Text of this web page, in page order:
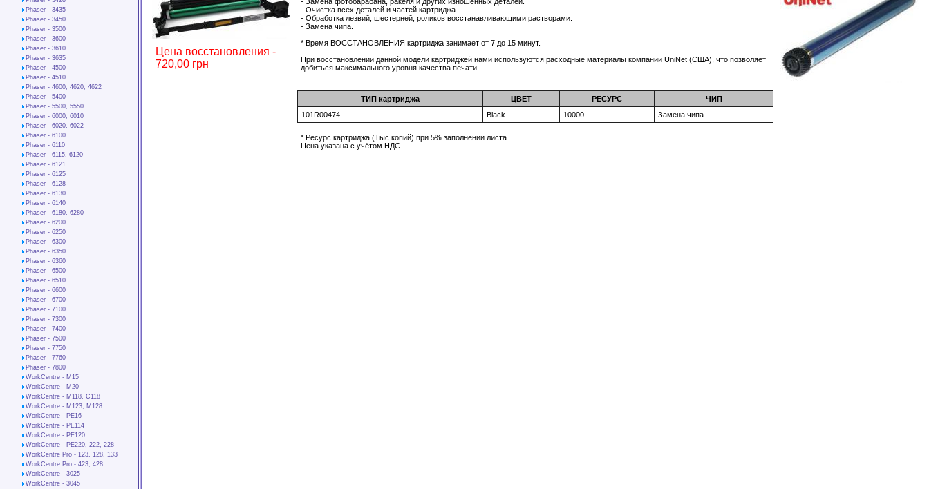
Phaser - 3435
Phaser - 3450
Phaser - 3500
Phaser - 3600
Phaser - 3610
Phaser - 3635
Phaser - 4500
Phaser - 4510
Phaser - 4600, 4620, 4622
Phaser - 5400
Phaser - 5500, 5550
Phaser - 6000, 6010
Phaser - 6020, 6022
Phaser - 6100
Phaser - 6110
Phaser - 6115, 6120
Phaser - 6121
Phaser - 6125
Phaser - 6128
Phaser - 6130
Phaser - 6140
Phaser - 6180, 6280
Phaser - 6200
Phaser - 6250
Phaser - 6300
Phaser - 6350
Phaser - 6360
Phaser - 6500
Phaser - 6510
Phaser - 6600
Phaser - 6700
Phaser - 7100
Phaser - 7300
Phaser - 7400
Phaser - 7500
Phaser - 7750
Phaser - 7760
Phaser - 7800
WorkCentre - M15
WorkCentre - М20
WorkCentre - М118, С118
WorkCentre - М123, М128
WorkCentre - PE16
WorkCentre - PE114
WorkCentre - PE120
WorkCentre - PE220, 222, 228
WorkCentre Pro - 123, 128, 133
WorkCentre Pro - 423, 428
WorkCentre - 3025
WorkCentre - 3045
Цена восстановления -
720,00 грн
- Очистка всех деталей и частей картриджа.
- Обработка лезвий, шестерней, роликов восстанавливающими растворами.
- Замена чипа.
* Время ВОССТАНОВЛЕНИЯ картриджа занимает от 7 до 15 минут.
При восстановлении данной модели картриджей нами используются расходные материалы компании UniNet (США), что позволяет
добиться максимального уровня качества печати.
ТИП картриджа ЦВЕТ РЕСУРС
ЧИП
101R00474
Black 10000 Замена чипа
* Ресурс картриджа (Тыс.копий) при 5% заполнении листа.
Цена указана с учётом НДС.